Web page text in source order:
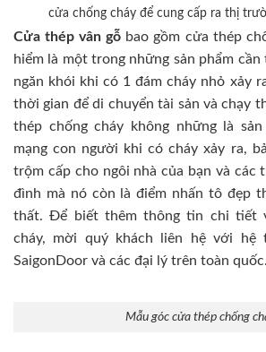
cửa chống cháy để cung cấp ra thị
Cửa thép vân gỗ bao gồm cửa thép
hiểm là một trong những sản phẩm cần
ngăn khói khi có 1 đám cháy nhỏ xảy
thời gian để di chuyển tài sản và chạy
thép chống cháy không những là
mạng con người khi có cháy xảy ra,
trộm cấp cho ngôi nhà của bạn và các
đình mà nó còn là điểm nhấn tô đẹp
thất. Để biết thêm thông tin chi tiết
cháy, mời quý khách liên hệ với hệ
SaigonDoor và các đại lý trên toàn quốc.
Mẫu góc cửa thép chống